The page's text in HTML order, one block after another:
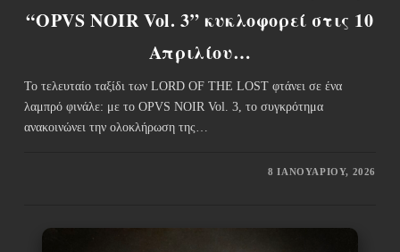
“OPVS NOIR Vol. 3” κυκλοφορεί στις 10
Απριλίου…
Το τελευταίο ταξίδι των LORD OF THE LOST φτάνει σε ένα
λαμπρό φινάλε: με το OPVS NOIR Vol. 3, το συγκρότημα
ανακοινώνει την ολοκλήρωση της…
8 ΙΑΝΟΥΑΡΊΟΥ, 2026